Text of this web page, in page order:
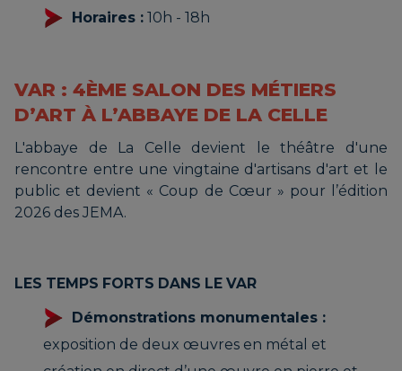
Horaires : 10h - 18h
VAR : 4ÈME SALON DES MÉTIERS
D’ART À L’ABBAYE DE LA CELLE
L'abbaye de La Celle devient le théâtre d'une
rencontre entre une vingtaine d'artisans d'art et le
public et devient « Coup de Cœur » pour l’édition
2026 des JEMA.
LES TEMPS FORTS DANS LE VAR
Démonstrations monumentales :
exposition de deux œuvres en métal et